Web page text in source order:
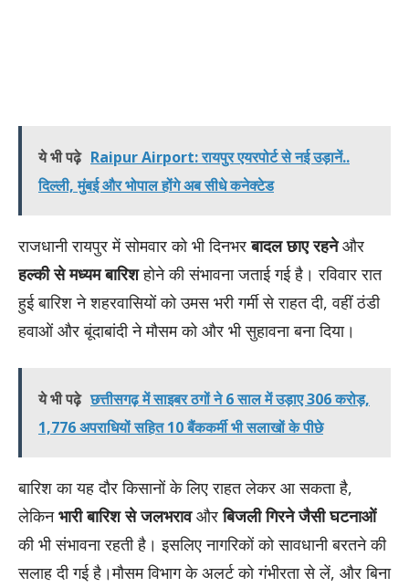
ये भी पढ़े Raipur Airport: रायपुर एयरपोर्ट से नई उड़ानें..
दिल्ली, मुंबई और भोपाल होंगे अब सीधे कनेक्टेड
राजधानी रायपुर में सोमवार को भी दिनभरबादल छाए रहनेऔर
हल्की से मध्यम बारिशहोने की संभावना जताई गई है। रविवार रात
हुई बारिश ने शहरवासियों को उमस भरी गर्मी से राहत दी, वहीं ठंडी
हवाओं और बूंदाबांदी ने मौसम को और भी सुहावना बना दिया।
ये भी पढ़े छत्तीसगढ़ में साइबर ठगों ने 6 साल में उड़ाए 306 करोड़,
1,776 अपराधियों सहित 10 बैंककर्मी भी सलाखों के पीछे
बारिश का यह दौर किसानों के लिए राहत लेकर आ सकता है,
लेकिनभारी बारिश से जलभरावऔरबिजली गिरने जैसी घटनाओं
की भी संभावना रहती है। इसलिए नागरिकों को सावधानी बरतने की
सलाह दी गई है।मौसम विभाग के अलर्ट को गंभीरता से लें, और बिना